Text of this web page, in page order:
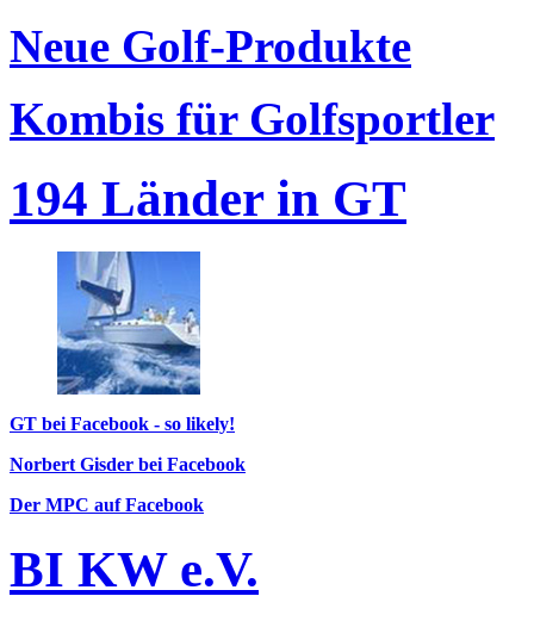
Neue Golf-Produkte
Kombis für Golfsportler
194 Länder in GT
GT bei Facebook - so likely!
Norbert Gisder bei Facebook
Der MPC auf Facebook
BI KW e.V.